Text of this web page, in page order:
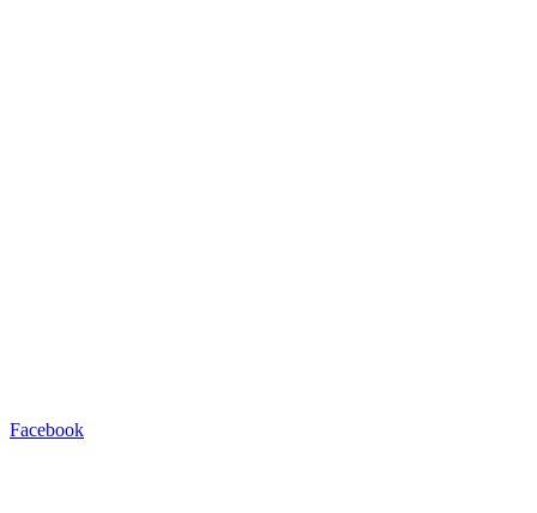
Facebook